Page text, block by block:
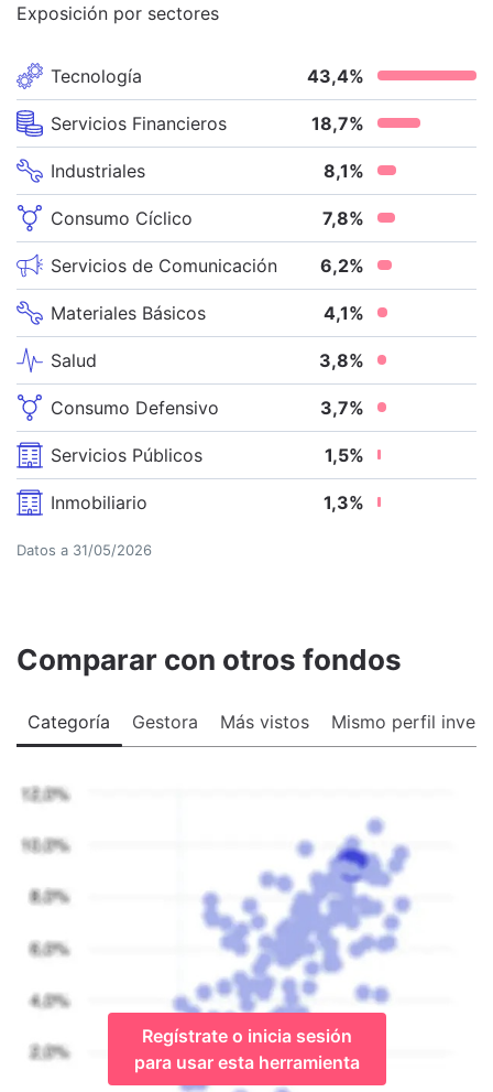
Exposición por sectores
Tecnología 43,4%
Servicios Financieros 18,7%
Industriales 8,1%
Consumo Cíclico 7,8%
Servicios de Comunicación 6,2%
Materiales Básicos 4,1%
Salud 3,8%
Consumo Defensivo 3,7%
Servicios Públicos 1,5%
Inmobiliario 1,3%
Datos a 31/05/2026
Comparar con otros fondos
Categoría Gestora Más vistos Mismo perfil
Regístrate o inicia sesión
para usar esta herramienta